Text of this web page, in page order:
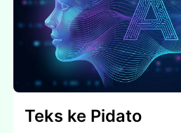
Teks ke Pidato